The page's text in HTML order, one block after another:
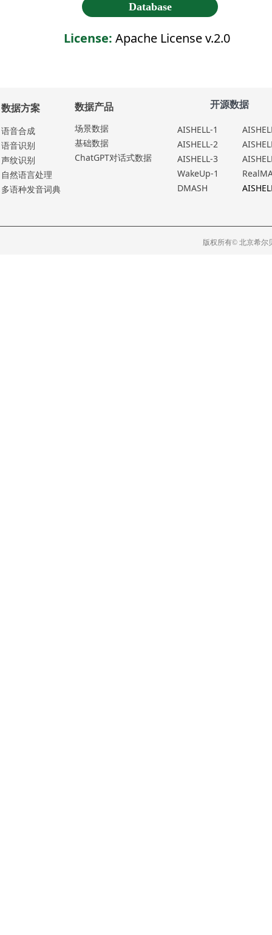
License: Apache License v.2.0
Database
数据方案
语⾳合成
语⾳识别
声纹识别
⾃然语⾔处理
多语种发⾳词典
数据产品
场景数据
基础数据
ChatGPT对话式数据
AISHELL-1
AISHELL-2
AISHELL-3
WakeUp-1
DMASH
开源数据
版权所有© 北京希尔